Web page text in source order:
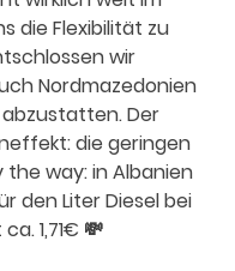
die Flexibilität zu
wir
Nordmazedonien
Der
die geringen
the way: in Albanien
den Liter Diesel bei
1,71€ 💸